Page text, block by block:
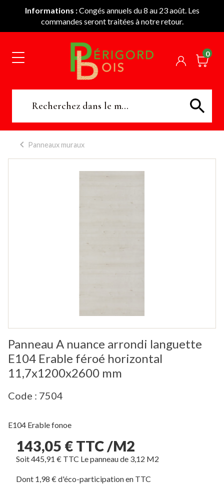
Informations :Congés annuels du 8 au 23 août. Les
commandes seront traitées à notre retour.
0
Panneaux muraux
Panneau A nuance arrondi languette
E104 Erable féroé horizontal
11,7x1200x2600 mm
Code : 7504
E104 Erable fonoe
143,05 € TTC /M2
Soit 445,91 € TTC Le panneau de 3,12 M2
Dont 1,98 € d'éco-participation